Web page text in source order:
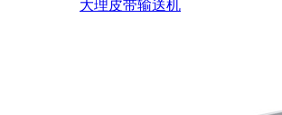
大理皮带输送机